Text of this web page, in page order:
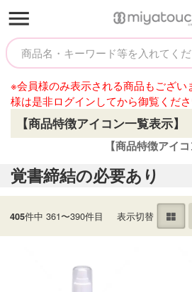
※会員様のみ表示される商品もござい
様は是非ログインしてから御覧くださ
【商品特徴アイコン一覧表示】
【商品特徴アイ
覚書締結の必要あり
405件中 361〜390件目 表示切替